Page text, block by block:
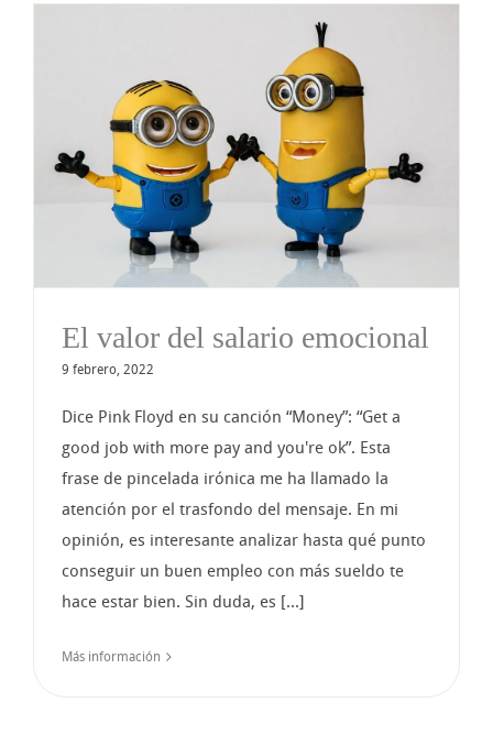
El valor del salario emocional
9 febrero, 2022
Dice Pink Floyd en su canción “Money”: “Get a
good job with more pay and you're ok”. Esta
frase de pincelada irónica me ha llamado la
atención por el trasfondo del mensaje. En mi
opinión, es interesante analizar hasta qué punto
conseguir un buen empleo con más sueldo te
hace estar bien. Sin duda, es [...]
Más información